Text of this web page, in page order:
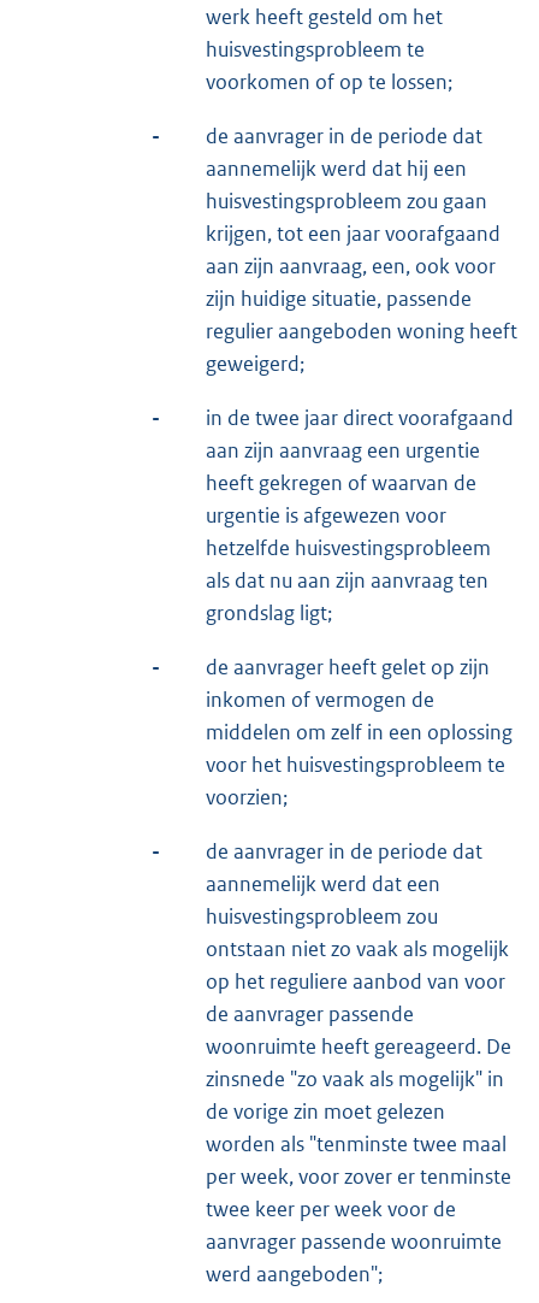
werk heeft gesteld om het
huisvestingsprobleem te
voorkomen of op te lossen;
-
de aanvrager in de periode dat
aannemelijk werd dat hij een
huisvestingsprobleem zou gaan
krijgen, tot een jaar voorafgaand
aan zijn aanvraag, een, ook voor
zijn huidige situatie, passende
regulier aangeboden woning heeft
geweigerd;
-
in de twee jaar direct voorafgaand
aan zijn aanvraag een urgentie
heeft gekregen of waarvan de
urgentie is afgewezen voor
hetzelfde huisvestingsprobleem
als dat nu aan zijn aanvraag ten
grondslag ligt;
-
de aanvrager heeft gelet op zijn
inkomen of vermogen de
middelen om zelf in een oplossing
voor het huisvestingsprobleem te
voorzien;
-
de aanvrager in de periode dat
aannemelijk werd dat een
huisvestingsprobleem zou
ontstaan niet zo vaak als mogelijk
op het reguliere aanbod van voor
de aanvrager passende
woonruimte heeft gereageerd. De
zinsnede "zo vaak als mogelijk" in
de vorige zin moet gelezen
worden als "tenminste twee maal
per week, voor zover er tenminste
twee keer per week voor de
aanvrager passende woonruimte
werd aangeboden";